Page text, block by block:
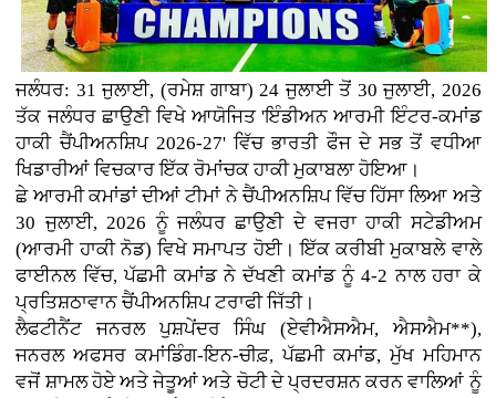
ਜਲੰਧਰ: 31 ਜੁਲਾਈ, (ਰਮੇਸ਼ ਗਾਬਾ) 24 ਜੁਲਾਈ ਤੋਂ 30 ਜੁਲਾਈ, 2026
ਤੱਕ ਜਲੰਧਰ ਛਾਉਣੀ ਵਿਖੇ ਆਯੋਜਿਤ 'ਇੰਡੀਅਨ ਆਰਮੀ ਇੰਟਰ-ਕਮਾਂਡ
ਹਾਕੀ ਚੈਂਪੀਅਨਸ਼ਿਪ 2026-27' ਵਿੱਚ ਭਾਰਤੀ ਫੌਜ ਦੇ ਸਭ ਤੋਂ ਵਧੀਆ
ਖਿਡਾਰੀਆਂ ਵਿਚਕਾਰ ਇੱਕ ਰੋਮਾਂਚਕ ਹਾਕੀ ਮੁਕਾਬਲਾ ਹੋਇਆ।
ਛੇ ਆਰਮੀ ਕਮਾਂਡਾਂ ਦੀਆਂ ਟੀਮਾਂ ਨੇ ਚੈਂਪੀਅਨਸ਼ਿਪ ਵਿੱਚ ਹਿੱਸਾ ਲਿਆ ਅਤੇ
30 ਜੁਲਾਈ, 2026 ਨੂੰ ਜਲੰਧਰ ਛਾਉਣੀ ਦੇ ਵਜਰਾ ਹਾਕੀ ਸਟੇਡੀਅਮ
(ਆਰਮੀ ਹਾਕੀ ਨੋਡ) ਵਿਖੇ ਸਮਾਪਤ ਹੋਈ। ਇੱਕ ਕਰੀਬੀ ਮੁਕਾਬਲੇ ਵਾਲੇ
ਫਾਈਨਲ ਵਿੱਚ, ਪੱਛਮੀ ਕਮਾਂਡ ਨੇ ਦੱਖਣੀ ਕਮਾਂਡ ਨੂੰ 4-2 ਨਾਲ ਹਰਾ ਕੇ
ਪ੍ਰਤਿਸ਼ਠਾਵਾਨ ਚੈਂਪੀਅਨਸ਼ਿਪ ਟਰਾਫੀ ਜਿੱਤੀ।
ਲੈਫਟੀਨੈਂਟ ਜਨਰਲ ਪੁਸ਼ਪੇਂਦਰ ਸਿੰਘ (ਏਵੀਐਸਐਮ, ਐਸਐਮ**),
ਜਨਰਲ ਅਫਸਰ ਕਮਾਂਡਿੰਗ-ਇਨ-ਚੀਫ਼, ਪੱਛਮੀ ਕਮਾਂਡ, ਮੁੱਖ ਮਹਿਮਾਨ
ਵਜੋਂ ਸ਼ਾਮਲ ਹੋਏ ਅਤੇ ਜੇਤੂਆਂ ਅਤੇ ਚੋਟੀ ਦੇ ਪ੍ਰਦਰਸ਼ਨ ਕਰਨ ਵਾਲਿਆਂ ਨੂੰ